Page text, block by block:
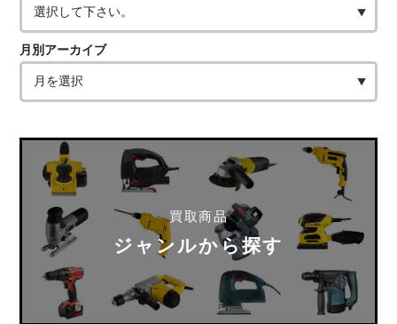
月別アーカイブ
買取商品
ジャンルから探す